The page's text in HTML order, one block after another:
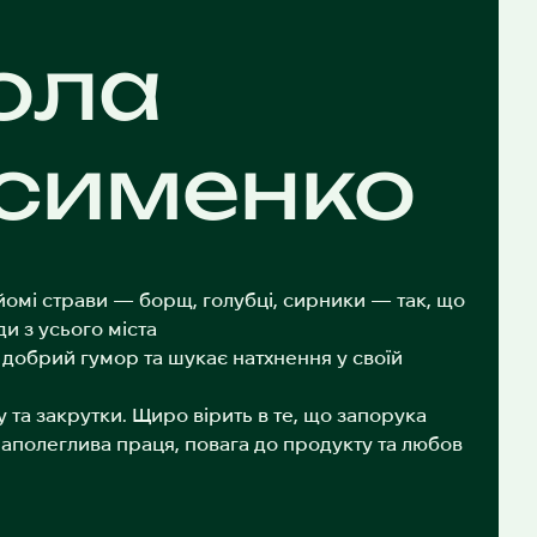
страви — борщ, голубці, сирники — так, що
з усього міста
гумор та шукає натхнення у своїй
та закрутки. Щиро вірить в те, що запорука
праця, повага до продукту та любов